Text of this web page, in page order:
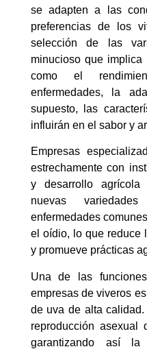
se adapten a las
preferencias de los
selección de las
minucioso que
como el
enfermedades, la
supuesto, las
influirán en el sabor y
Empresas
estrechamente con
y desarrollo
nuevas
enfermedades
el oídio, lo que reduce
y promueve prácticas
Una de las
empresas de viveros
de uva de alta
reproducción asexual
garantizando así